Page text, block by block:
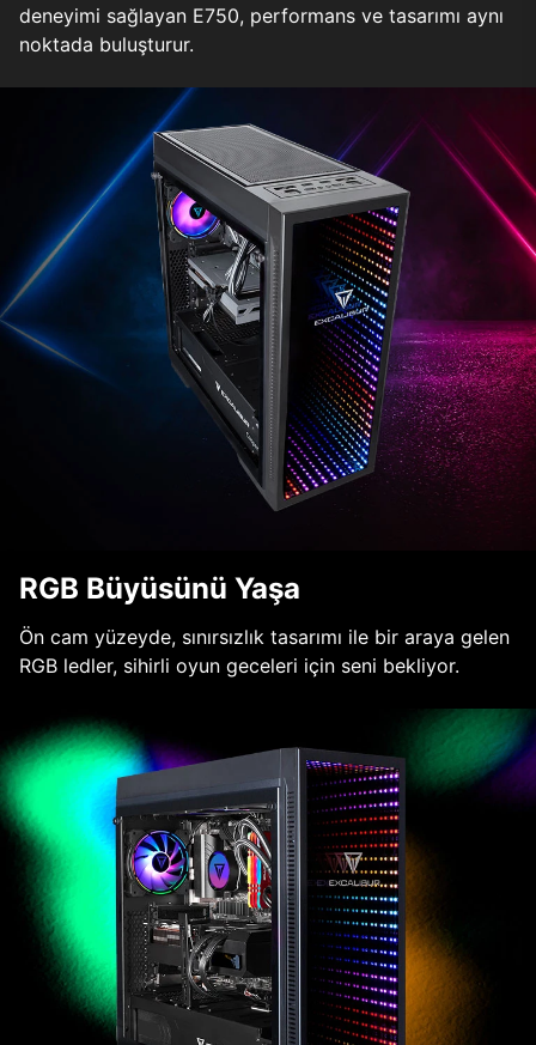
deneyimi sağlayan E750, performans ve tasarımı aynı
noktada buluşturur.
RGB Büyüsünü Yaşa
Ön cam yüzeyde, sınırsızlık tasarımı ile bir araya gelen
RGB ledler, sihirli oyun geceleri için seni bekliyor.